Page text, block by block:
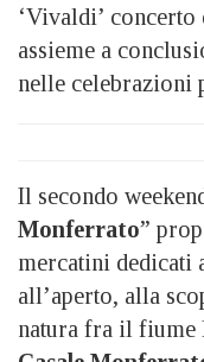
‘Vivaldi’
assieme a
nelle celebrazioni
Il secondo
Monferrato”
mercatini
all’aperto, alla
natura fra il fiume